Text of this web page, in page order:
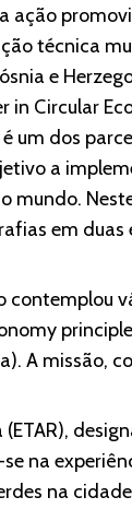
ação
técnica
e
in Circular
um dos
a
mundo.
em
A missão,
na
na